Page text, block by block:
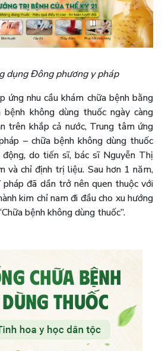
dụng Đông phương y pháp
ứng nhu cầu khám chữa bệnh bằng
bệnh không dùng thuốc ngày càng
trên khắp cả nước, Trung tâm ứng
– chữa bệnh không dùng thuốc
do tiến sĩ, bác sĩ Nguyễn Thị
và chỉ định trị liệu. Sau hơn 1 năm,
đã dần trở nên quen thuộc với
kim chỉ nam đi đầu cho xu hướng
bệnh không dùng thuốc”.